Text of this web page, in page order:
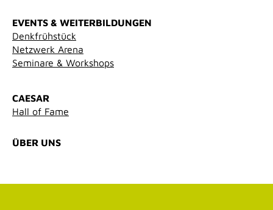
EVENTS & WEITERBILDUNGEN
Denkfrühstück
Netzwerk Arena
Seminare & Workshops
CAESAR
Hall of Fame
ÜBER UNS